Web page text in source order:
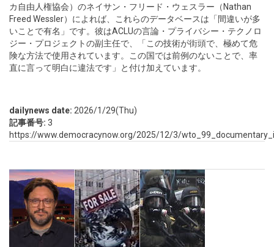
カ自由人権協会）のネイサン・フリード・ウェスラー（Nathan
Freed Wessler）によれば、これらのデータベースは「間違いが多
いことで有名」です。彼はACLUの言論・プライバシー・テクノロ
ジー・プロジェクトの副主任で、「この技術が街頭で、極めて危
険な方法で使用されています。この国では前例のないことで、率
直に言って明白に違法です」と付け加えています。
dailynews date: 2026/1/29(Thu)
記事番号: 3
https://www.democracynow.org/2025/12/3/